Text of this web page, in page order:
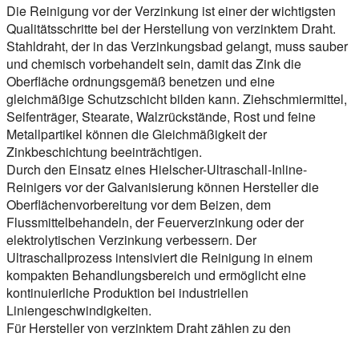
Die Reinigung vor der Verzinkung ist einer der wichtigsten
Qualitätsschritte bei der Herstellung von verzinktem Draht.
Stahldraht, der in das Verzinkungsbad gelangt, muss sauber
und chemisch vorbehandelt sein, damit das Zink die
Oberfläche ordnungsgemäß benetzen und eine
gleichmäßige Schutzschicht bilden kann. Ziehschmiermittel,
Seifenträger, Stearate, Walzrückstände, Rost und feine
Metallpartikel können die Gleichmäßigkeit der
Zinkbeschichtung beeinträchtigen.
Durch den Einsatz eines Hielscher-Ultraschall-Inline-
Reinigers vor der Galvanisierung können Hersteller die
Oberflächenvorbereitung vor dem Beizen, dem
Flussmittelbehandeln, der Feuerverzinkung oder der
elektrolytischen Verzinkung verbessern. Der
Ultraschallprozess intensiviert die Reinigung in einem
kompakten Behandlungsbereich und ermöglicht eine
kontinuierliche Produktion bei industriellen
Liniengeschwindigkeiten.
Für Hersteller von verzinktem Draht zählen zu den